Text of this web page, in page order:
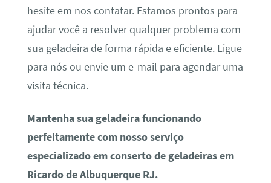
hesite em nos contatar. Estamos prontos para
ajudar você a resolver qualquer problema com
sua geladeira de forma rápida e eficiente. Ligue
para nós ou envie um e-mail para agendar uma
visita técnica.
Mantenha sua geladeira funcionando
perfeitamente com nosso serviço
especializado em conserto de geladeiras em
Ricardo de Albuquerque RJ.